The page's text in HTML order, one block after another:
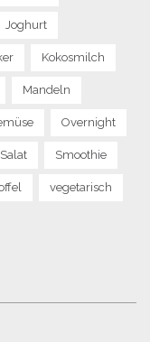
Joghurt
Kokosmilch
Mandeln
Overnight
Salat Smoothie
vegetarisch